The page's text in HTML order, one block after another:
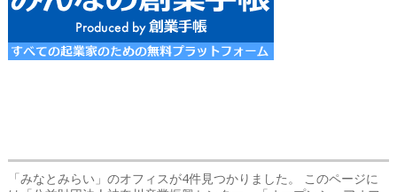
「みなとみらい」のオフィスが4件見つかりました。 このページに